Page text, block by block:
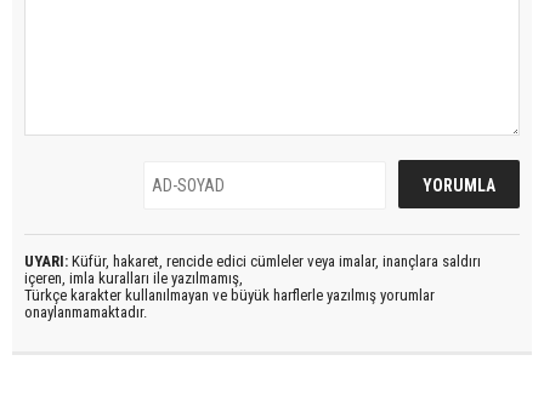
UYARI: Küfür, hakaret, rencide edici cümleler veya imalar, inançlara saldırı
içeren, imla kuralları ile yazılmamış,
Türkçe karakter kullanılmayan ve büyük harflerle yazılmış yorumlar
onaylanmamaktadır.